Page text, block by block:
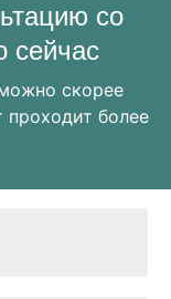
со
сейчас
скорее
более